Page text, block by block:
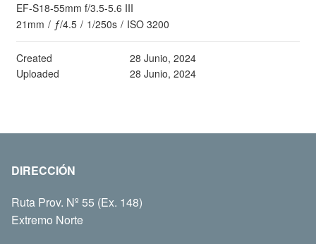
EF-S18-55mm f/3.5-5.6 III
21mm / ƒ/4.5 / 1/250s / ISO 3200
Created
28 Junio, 2024
Uploaded
28 Junio, 2024
DIRECCIÓN
Ruta Prov. Nº 55 (Ex. 148)
Extremo Norte